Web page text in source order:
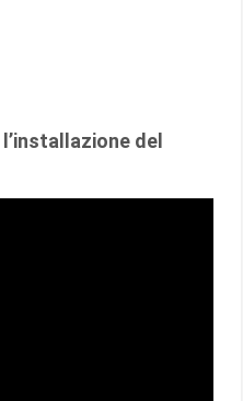
l’installazione del